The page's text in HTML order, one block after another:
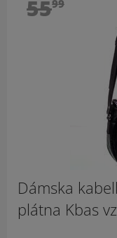
5599
Dámska
plátna Kbas